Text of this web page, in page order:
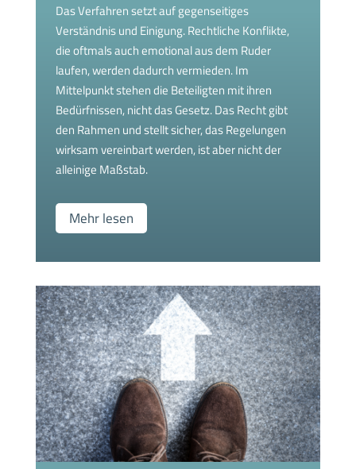
Das Verfahren setzt auf gegenseitiges
Verständnis und Einigung. Rechtliche Konflikte,
die oftmals auch emotional aus dem Ruder
laufen, werden dadurch vermieden. Im
Mittelpunkt stehen die Beteiligten mit ihren
Bedürfnissen, nicht das Gesetz. Das Recht gibt
den Rahmen und stellt sicher, das Regelungen
wirksam vereinbart werden, ist aber nicht der
alleinige Maßstab.
Mehr lesen